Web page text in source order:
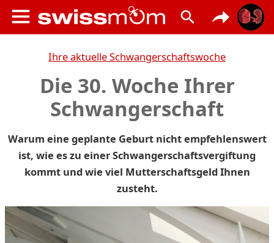
Ihre aktuelle Schwangerschaftswoche
Die 30. Woche Ihrer
Schwangerschaft
Warum eine geplante Geburt nicht empfehlenswert
ist, wie es zu einer Schwangerschaftsvergiftung
kommt und wie viel Mutterschaftsgeld Ihnen
zusteht.